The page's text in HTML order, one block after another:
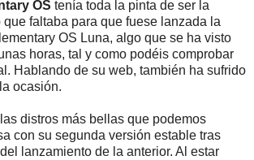
OS tenía toda la pinta de ser la
faltaba para que fuese lanzada la
OS Luna, algo que se ha visto
horas, tal y como podéis comprobar
Hablando de su web, también ha sufrido
ocasión.
distros más bellas que podemos
con su segunda versión estable tras
lanzamiento de la anterior. Al estar